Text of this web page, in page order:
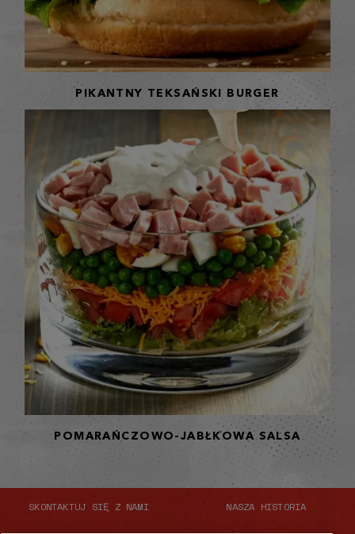
PIKANTNY TEKSAŃSKI BURGER
POMARAŃCZOWO-JABŁKOWA SALSA
SKONTAKTUJ SIĘ Z NAMI NASZA HISTORIA